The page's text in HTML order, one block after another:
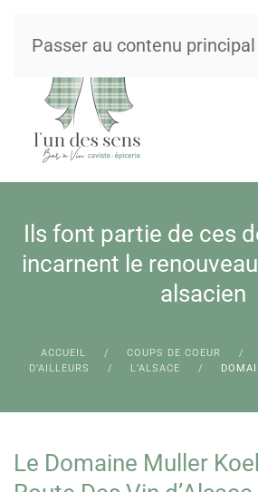
Passer au contenu principal
Ils font partie de ces
incarnent le
alsacien
ACCUEIL COUPS DE COEUR
D’AILLEURS
L’ALSACE
Le Domaine Muller